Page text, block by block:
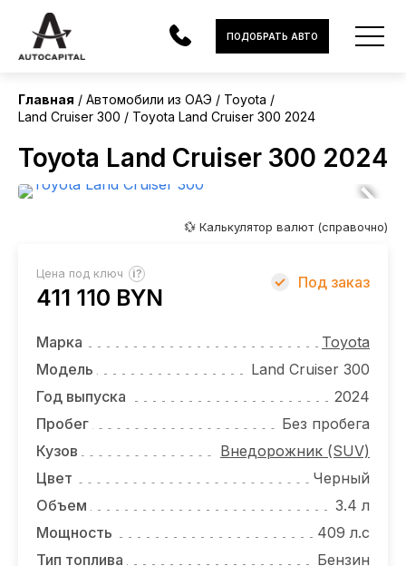
АВТОМОБИЛИ
ЭЛЕКТРОМОБИЛИ
УСЛУГИ
НОВОСТИ
ОТЗЫВЫ
ВАКАНСИИ
О КОМПАНИИ
КОНТАКТЫ
ПОДОБРАТЬ АВТО
Главная Автомобили из ОАЭ
Toyota
Land Cruiser 300
Toyota Land Cruiser 300 2024
Toyota Land Cruiser 300 2024
Без пробега
💱 Калькулятор валют (справочно)
Цена под ключ ?
411 110 BYN
Под заказ
Марка
Toyota
Модель
Land Cruiser 300
Год выпуска
2024
Пробег
Без пробега
Кузов
Внедорожник (SUV)
Цвет
Черный
Объем
3.4 л
Мощность
409 л.с
Тип топлива
Бензин